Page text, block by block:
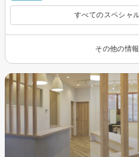
すべてのスペシャ
その他の情